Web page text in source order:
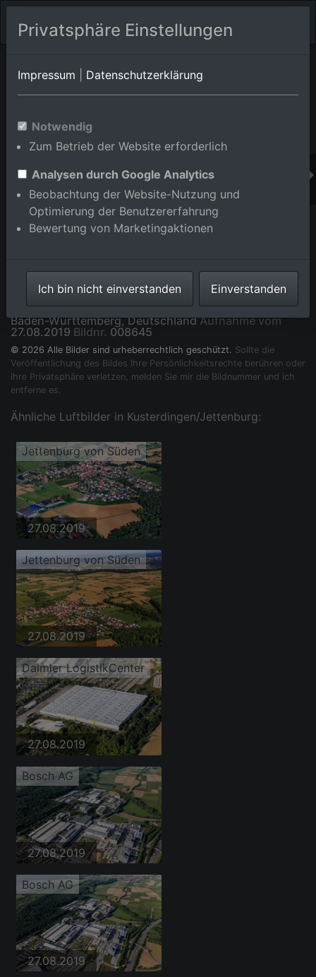
Orts-Album von Kusterdingen/Jettenburg
Württemberg,Deutschland
Im Shop bestellen
Jettenburg von Süden in Kusterdingen im Bundesland
Baden-Württemberg, DeutschlandAufnahme vom
27.08.2019 Bildnr. 008645
© 2026 Alle Bilder sind urheberrechtlich geschützt. Sollte die
Veröffentlichung des Bildes Ihre Persönlichkeitsrechte berühren oder
Ihre Privatsphäre verletzen, melden Sie mir die Bildnummer und ich
entferne es.
Ähnliche Luftbilder in Kusterdingen/Jettenburg:
Jettenburg von Süden
27.08.2019
Jettenburg von Süden
27.08.2019
Daimler LogistikCenter
27.08.2019
Bosch AG
27.08.2019
Bosch AG
27.08.2019
Privatsphäre Einstellungen
Impressum Datenschutzerklärung
Notwendig
Zum Betrieb der Website erforderlich
Analysen durch Google Analytics
Beobachtung der Website-Nutzung und
Optimierung der Benutzererfahrung
Bewertung von Marketingaktionen
Ich bin nicht einverstanden Einverstanden